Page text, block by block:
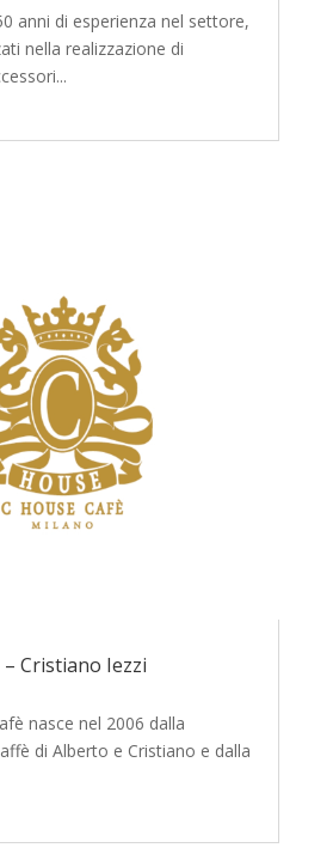
anni di esperienza nel settore,
nella realizzazione di
Cristiano Iezzi
nasce nel 2006 dalla
di Alberto e Cristiano e dalla